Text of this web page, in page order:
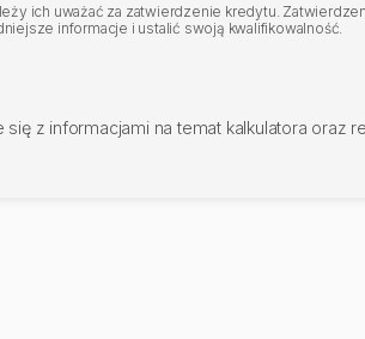
ich uważać za zatwierdzenie kredytu.
informacje i ustalić swoją kwalifikowalność.
z informacjami na temat kalkulatora oraz